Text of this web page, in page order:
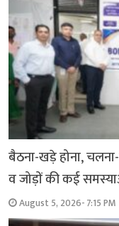
बैठना-खड़े होना,
व जोड़ों की कई
August 5, 2026- 7:15 PM